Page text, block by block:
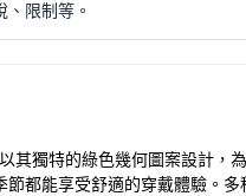
、限制等。
其獨特的綠色幾何圖案設計，
都能享受舒適的穿戴體驗。